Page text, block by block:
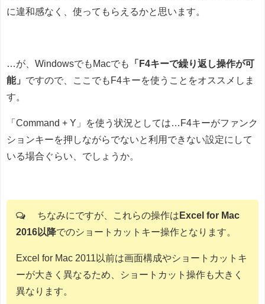
に違和感なく、使ってもらえるかと思います。
…が、WindowsでもMacでも
「F4キーで繰り返し操作が可
能」 ですので、ここでもF4キーを使うことをオススメしま
す。
「Command + Y」を使う状況としては…F4キーがファンク
ションキーを押しながらでないと利用できない設定にして
いる場合ぐらい、でしょうか。
ちなみにですが、これらの操作は Excel for Mac
2016以降でのショートカットキー操作となります。
Excel for Mac 2011以前は画面構成やショートカットキ
ーが大きく異なるため、ショートカット操作も大きく
異なります。